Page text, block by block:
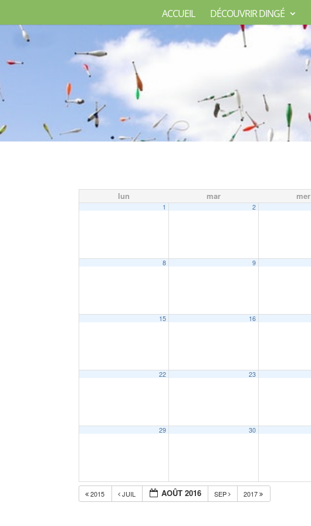
ACCUEIL DÉCOUVRIR DINGÉ
lun mar mer
1 2
8 9
15 16
22 23
29 30
2015 JUIL AOÛT 2016 SEP 2017